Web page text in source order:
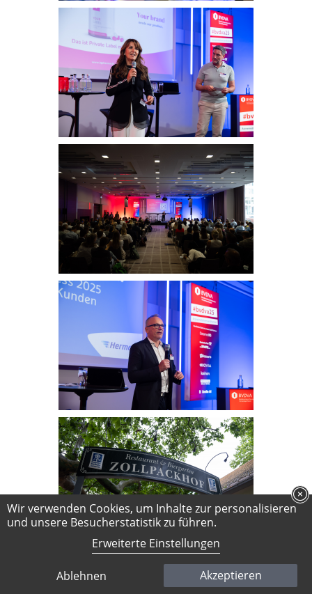
Wir verwenden Cookies, um Inhalte zur personalisieren
und unsere Besucherstatistik zu führen.
Erweiterte Einstellungen
Ablehnen Akzeptieren